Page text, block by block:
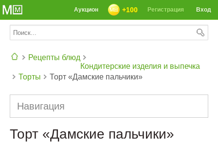
СЕГОДНЯ: 39142 РЕЦЕПТА
Вход
Регистрация
+100
Аукцион
Рецепты блюд
Кондитерские изделия и выпечка
Торты
Торт «Дамские пальчики»
Навигация
Торт «Дамские пальчики»